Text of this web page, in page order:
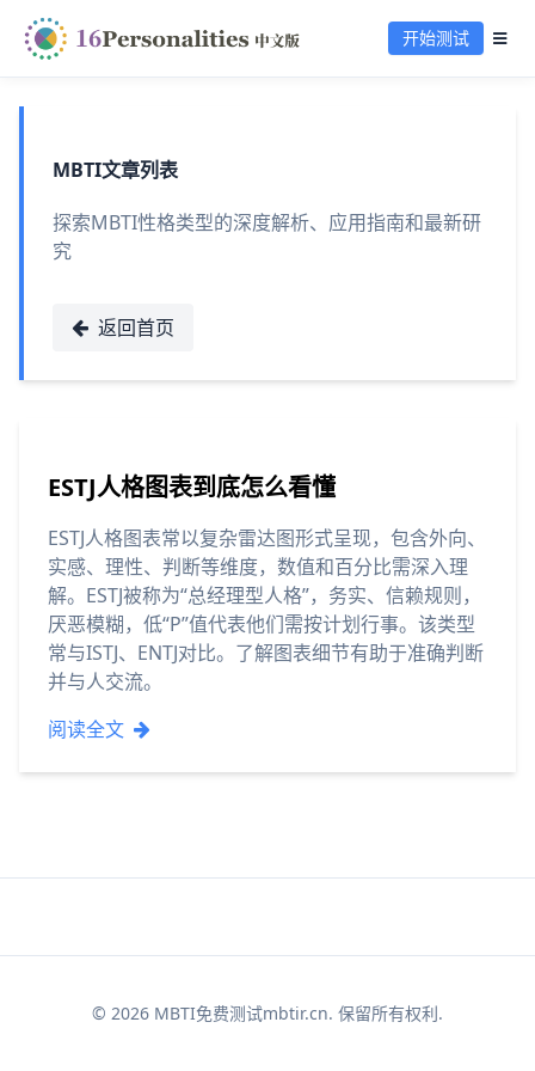
开始测试
MBTI文章列表
探索MBTI性格类型的深度解析、应用指南和最新研
究
返回首页
ESTJ人格图表到底怎么看懂
ESTJ人格图表常以复杂雷达图形式呈现，包含外向、
实感、理性、判断等维度，数值和百分比需深入理
解。ESTJ被称为“总经理型人格”，务实、信赖规则，
厌恶模糊，低“P”值代表他们需按计划行事。该类型
常与ISTJ、ENTJ对比。了解图表细节有助于准确判断
并与人交流。
阅读全文
© 2026 MBTI免费测试mbtir.cn. 保留所有权利.